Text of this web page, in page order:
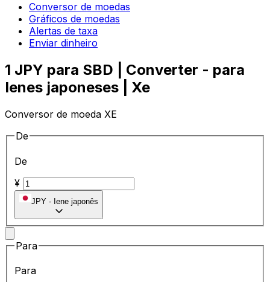
Conversor de moedas
Gráficos de moedas
Alertas de taxa
Enviar dinheiro
1 JPY para SBD | Converter - para
Ienes japoneses | Xe
Conversor de moeda XE
De
De
¥
JPY - Iene japonês
Para
Para